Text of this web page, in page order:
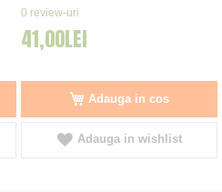
0%
0 review-uri
41,00LEI
Adauga in cos
Adauga in wishlist